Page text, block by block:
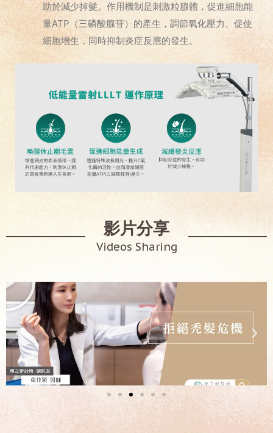
助於減少掉髮。作用機制是刺激粒腺體，促進細胞能
量ATP（三磷酸腺苷）的產生，調節氧化壓力、促使
細胞增生，同時抑制炎症反應的發生。
影片分享
Videos Sharing